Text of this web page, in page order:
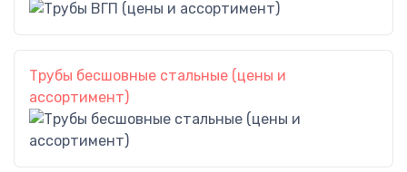
Трубы бесшовные стальные (цены и
ассортимент)